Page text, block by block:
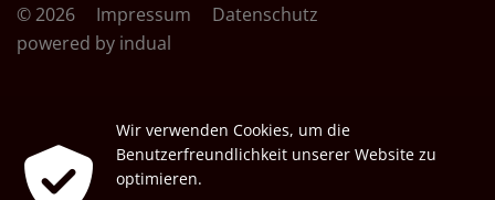
© 2026 Impressum
Datenschutz
powered by indual
Wir verwenden Cookies, um die
Benutzerfreundlichkeit unserer Website zu
optimieren.